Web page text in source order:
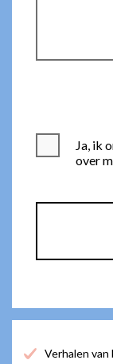
Ja, ik
over
Verhalen